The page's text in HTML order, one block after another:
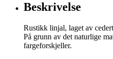
Beskrivelse
Rustikk linjal, laget av
På grunn av det naturlige
fargeforskjeller.